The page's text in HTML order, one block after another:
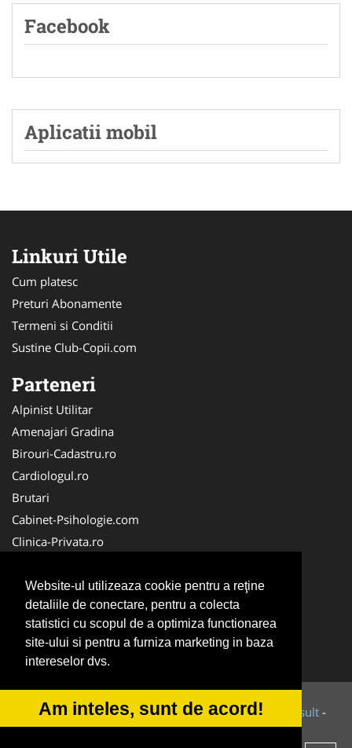
Website-ul utilizeaza cookie pentru a reţine
detaliile de conectare, pentru a colecta
statistici cu scopul de a optimiza functionarea
site-ului si pentru a furniza marketing in baza
intereselor dvs.
Am inteles, sunt de acord!
Facebook
Aplicatii mobil
Linkuri Utile
Cum platesc
Preturi Abonamente
Termeni si Conditii
Sustine Club-Copii.com
Parteneri
Alpinist Utilitar
Amenajari Gradina
Birouri-Cadastru.ro
Cardiologul.ro
Brutari
Cabinet-Psihologie.com
Clinica-Privata.ro
Cabinet-Individual.ro
CentruInchirieri.ro
Echipamente Romania
MedicAcupunctura.ro
© 2014-2026 Powered byVilonMedia&Tokaido Consult -
ANPC SOL